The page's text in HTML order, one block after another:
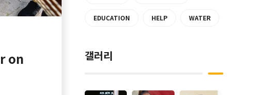
on
EDUCATION HELP WATER
갤러리